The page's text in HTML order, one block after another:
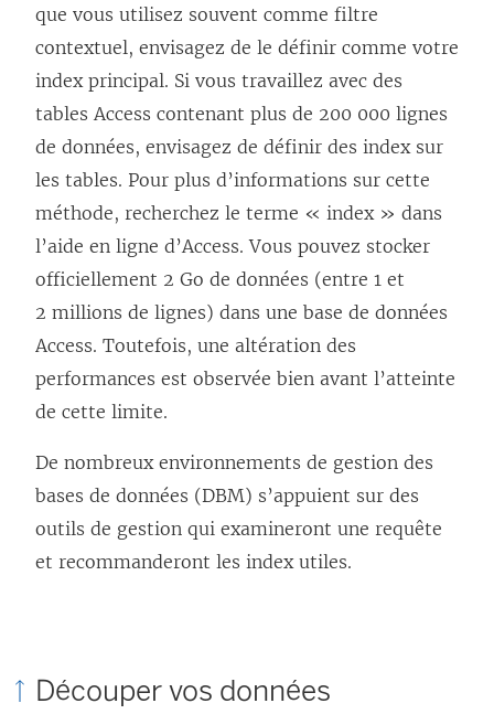
que vous utilisez souvent comme filtre
contextuel, envisagez de le définir comme votre
index principal. Si vous travaillez avec des
tables Access contenant plus de 200 000 lignes
de données, envisagez de définir des index sur
les tables. Pour plus d’informations sur cette
méthode, recherchez le terme « index » dans
l’aide en ligne d’Access. Vous pouvez stocker
officiellement 2 Go de données (entre 1 et
2 millions de lignes) dans une base de données
Access. Toutefois, une altération des
performances est observée bien avant l’atteinte
de cette limite.
De nombreux environnements de gestion des
bases de données (DBM) s’appuient sur des
outils de gestion qui examineront une requête
et recommanderont les index utiles.
Découper vos données